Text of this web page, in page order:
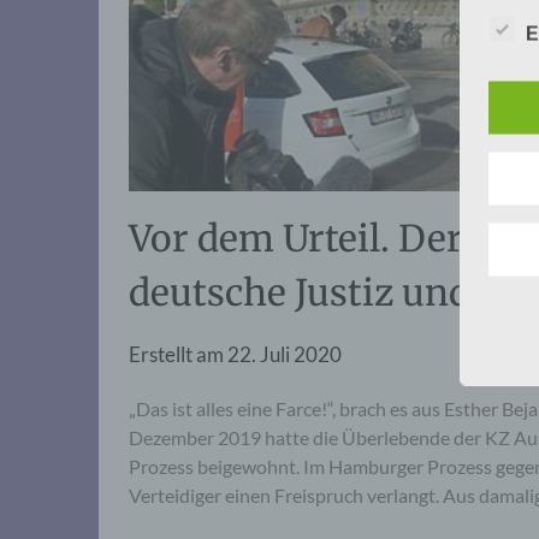
Vor dem Urteil. Der
deutsche Justiz und wir
Erstellt am 22. Juli 2020
„Das ist alles eine Farce!“, brach es aus Esther
Dezember 2019 hatte die Überlebende der KZ
Prozess beigewohnt. Im Hamburger Prozess
Verteidiger einen Freispruch verlangt. Aus